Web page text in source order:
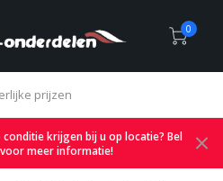
0
prijzen
krijgen bij u op locatie? Bel
meer informatie!